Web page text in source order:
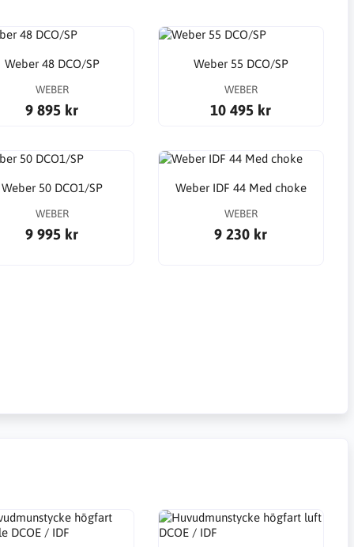
Weber 48 DCO/SP
WEBER
9 895 kr
Weber 55 DCO/SP
WEBER
10 495 kr
Weber 50 DCO1/SP
WEBER
9 995 kr
Weber IDF 44 Med choke
WEBER
9 230 kr